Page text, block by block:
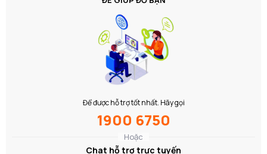
Để được hỗ trợ tốt nhất. Hãy gọi
1900 6750
Hoặc
Chat hỗ trợ trực tuyến